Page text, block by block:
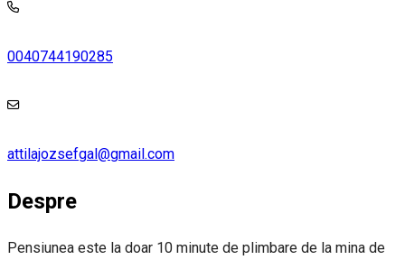
0040744190285
attilajozsefgal@gmail.com
Despre
Pensiunea este la doar 10 minute de plimbare de la mina de